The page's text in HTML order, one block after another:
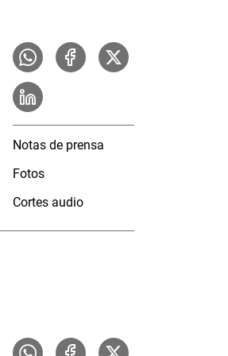
Notas de prensa
Fotos
Cortes audio